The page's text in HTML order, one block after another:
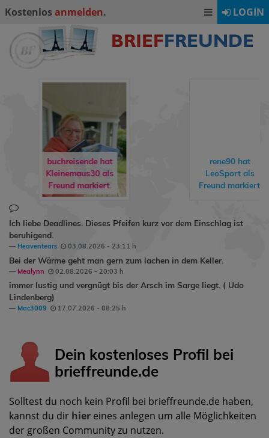
Kostenlos anmelden. LOGIN
rene90hat
LeoSportals
Freund markiert.
freddyundfelix
Gästebuch
geschrieben.
Ich liebe Deadlines. Dieses Pfeifen kurz vor dem Einschlag ist
beruhigend.
Heaventears 03.08.2026 - 23:11 h
Bei der Wärme geht man gern zum lachen in dem Keller.
Mealynn 02.08.2026 - 20:03 h
immer lustig und vergnügt bis der Arsch im Sarge liegt. ( Udo
Lindenberg)
Mac3009 17.07.2026 - 08:25 h
Dein kostenloses Profil bei
brieffreunde.de
Solltest du noch kein Profil bei brieffreunde.de haben,
kannst du dir hier eines anlegen um alle Möglichkeiten
der großen Community zu nutzen.